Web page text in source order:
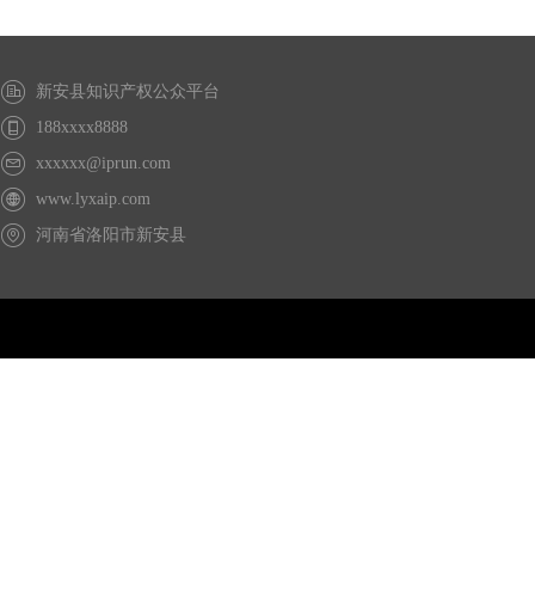
新安县知识产权公众平台
188xxxx8888
xxxxxx@iprun.com
www.lyxaip.com
河南省洛阳市新安县